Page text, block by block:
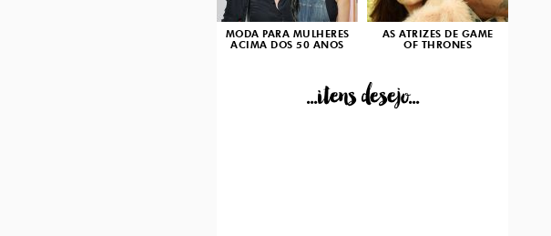
MODA PARA MULHERES
ACIMA DOS 50 ANOS
AS ATRIZES DE GAME
OF THRONES
...itens desejo...